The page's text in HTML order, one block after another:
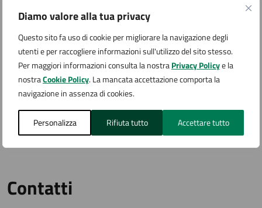
Diamo valore alla tua privacy
Questo sito fa uso di cookie per migliorare la navigazione degli
utenti e per raccogliere informazioni sull'utilizzo del sito stesso.
Per maggiori informazioni consulta la nostraPrivacy Policye la
nostraCookie Policy. La mancata accettazione comporta la
navigazione in assenza di cookies.
Personalizza Rifiuta tutto Accettare tutto
Biglietto ridotto (over 65, under 25)
€ 12,00
Ingresso gratuito per bambini e ragazzi fino
a 14 anni
Contatti